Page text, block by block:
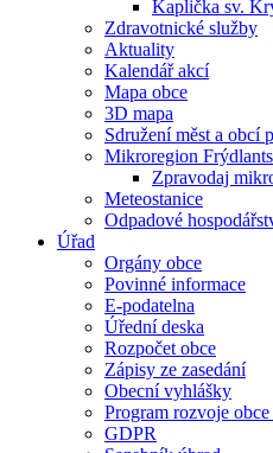
Kaplička sv.
Zdravotnické služby
Aktuality
Kalendář akcí
Mapa obce
3D mapa
Sdružení měst a obcí
Mikroregion
Zpravodaj
Meteostanice
Odpadové
Úřad
Orgány obce
Povinné informace
E-podatelna
Úřední deska
Rozpočet obce
Zápisy ze zasedání
Obecní vyhlášky
Program rozvoje
GDPR